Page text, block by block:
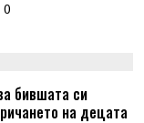
0
бившата си
на децата